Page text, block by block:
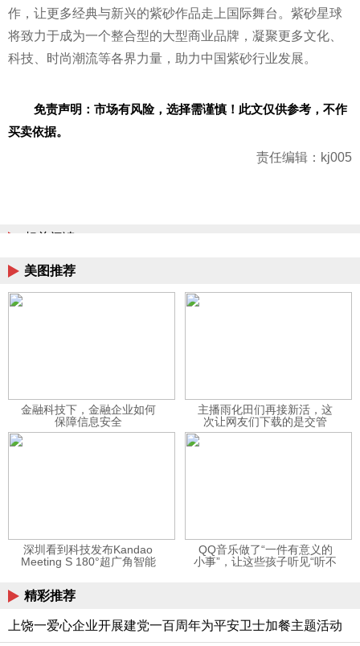
作，让更多经典与新兴的紫砂作品走上国际舞台。紫砂星球
将致力于成为一个整合型的大型商业品牌，凝聚更多文化、
科技、时尚潮流等各界力量，助力中国紫砂行业发展。
免责声明：市场有风险，选择需谨慎！此文仅供参考，不作
买卖依据。
责任编辑：kj005
相关阅读
美图推荐
金融科技下，金融企业如何
保障信息安全
主播雨化田们再接新活，这
次让网友们下载的是交管
12123APP
深圳看到科技发布Kandao
Meeting S 180°超广角智能
QQ音乐做了“一件有意义的
小事”，让这些孩子听见“听不
精彩推荐
上饶一爱心企业开展建党一百周年为平安卫士加餐主题活动